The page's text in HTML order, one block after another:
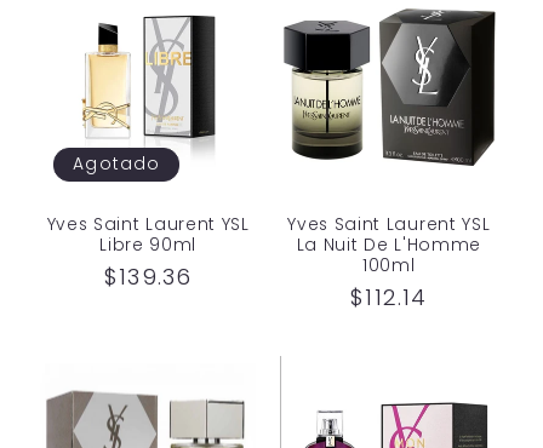
Agotado
Yves Saint Laurent YSL
Libre 90ml
Precio
$139.36
Yves Saint Laurent YSL
La Nuit De L'Homme
100ml
Precio
$112.14